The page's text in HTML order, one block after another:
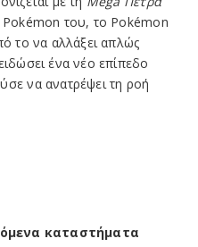
του, το Pokémon
το να αλλάξει απλώς
ένα νέο επίπεδο
να ανατρέψει τη ροή
καταστήματα